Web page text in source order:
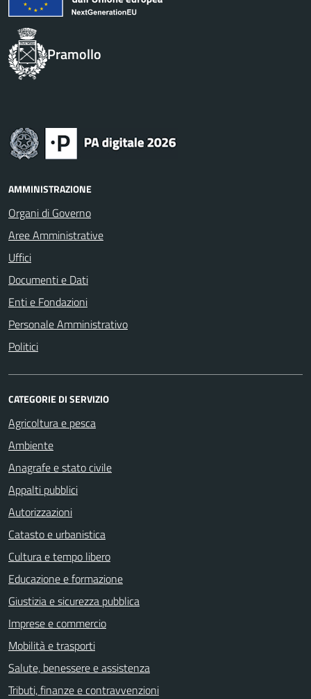
Pramollo
AMMINISTRAZIONE
Organi di Governo
Aree Amministrative
Uffici
Documenti e Dati
Enti e Fondazioni
Personale Amministrativo
Politici
CATEGORIE DI SERVIZIO
Agricoltura e pesca
Ambiente
Anagrafe e stato civile
Appalti pubblici
Autorizzazioni
Catasto e urbanistica
Cultura e tempo libero
Educazione e formazione
Giustizia e sicurezza pubblica
Imprese e commercio
Mobilità e trasporti
Salute, benessere e assistenza
Tributi, finanze e contravvenzioni